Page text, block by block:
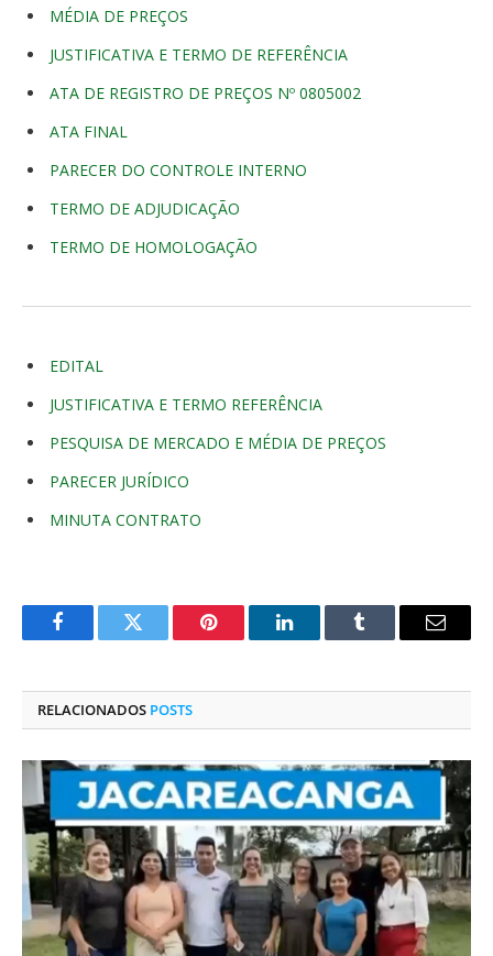
MÉDIA DE PREÇOS
JUSTIFICATIVA E TERMO DE REFERÊNCIA
ATA DE REGISTRO DE PREÇOS Nº 0805002
ATA FINAL
PARECER DO CONTROLE INTERNO
TERMO DE ADJUDICAÇÃO
TERMO DE HOMOLOGAÇÃO
EDITAL
JUSTIFICATIVA E TERMO REFERÊNCIA
PESQUISA DE MERCADO E MÉDIA DE PREÇOS
PARECER JURÍDICO
MINUTA CONTRATO
FacebookTwitter Pinterest O
Tumblr
E-
RELACIONADOS POSTS